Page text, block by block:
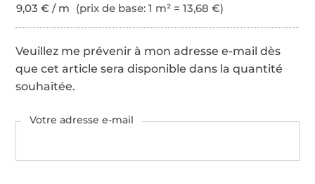
9,03 € / m (prix de base: 1 m² = 13,68 €)
Veuillez me prévenir à mon adresse e-mail dès
que cet article sera disponible dans la quantité
souhaitée.
Votre adresse e-mail